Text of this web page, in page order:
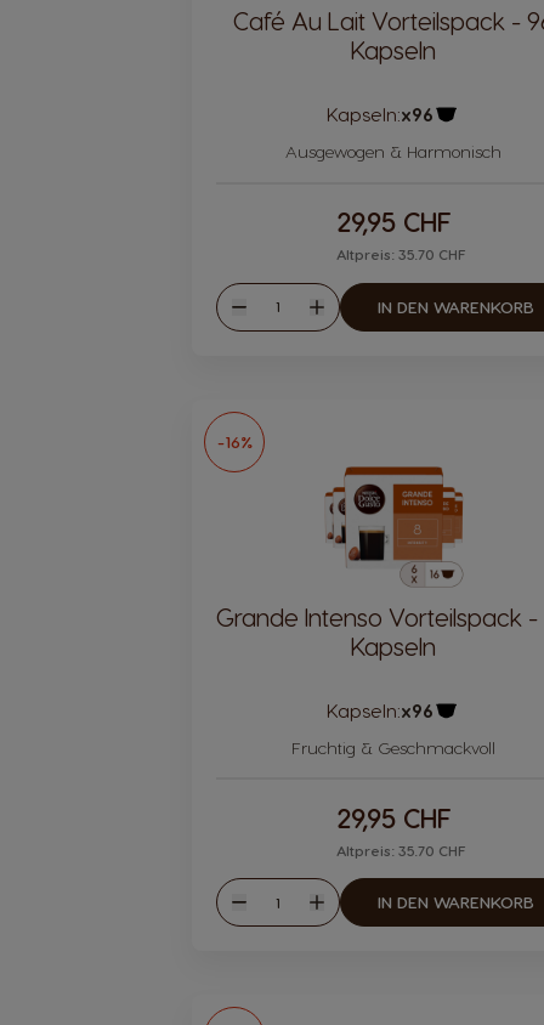
Café Au Lait Vorteilspack -
Kapseln
Kapseln:x96
Ausgewogen & Harmonisch
29,95 CHF
Altpreis: 35.70 CHF
Weniger
Menge
Mehr
IN DEN WARENKORB
-16%
Grande Intenso Vorteilspack -
Kapseln
Kapseln:x96
Fruchtig & Geschmackvoll
29,95 CHF
Altpreis: 35.70 CHF
Weniger
Menge
Mehr
IN DEN WARENKORB